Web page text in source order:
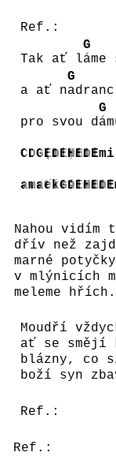
Ref.:
Tak ať l
G
áme
a ať n
G
pro svou d
G
CDG(G
Emi)
DEmi
Hmi
Emi
DEmi
avdu
mstít
ať
ekrál!
GDEmi
Hmi
Emi
D
Nahou vidím
dřív než
marné
v mlýnicích
meleme hřích.
Moudří
ať se smějí
blázny, co
boží syn
Ref.:
Ref.: